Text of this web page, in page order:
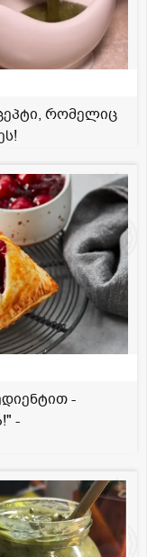
რომელიც
-
-